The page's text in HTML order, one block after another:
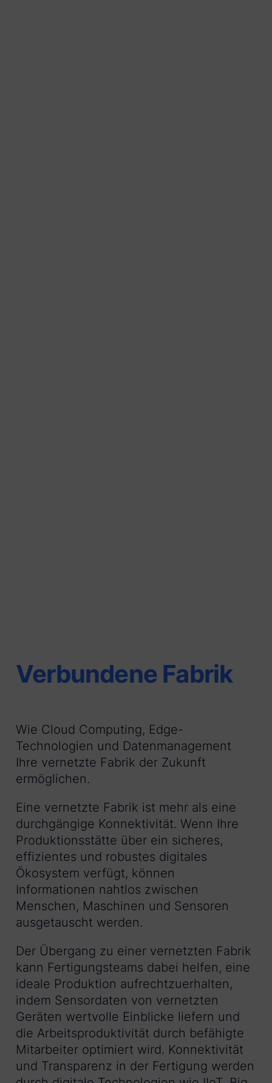
Verbundene Fabrik
Wie Cloud Computing, Edge-
Technologien und Datenmanagement
Ihre vernetzte Fabrik der Zukunft
ermöglichen.
Eine vernetzte Fabrik ist mehr als eine
durchgängige Konnektivität. Wenn Ihre
Produktionsstätte über ein sicheres,
effizientes und robustes digitales
Ökosystem verfügt, können
Informationen nahtlos zwischen
Menschen, Maschinen und Sensoren
ausgetauscht werden.
Der Übergang zu einer vernetzten Fabrik
kann Fertigungsteams dabei helfen, eine
ideale Produktion aufrechtzuerhalten,
indem Sensordaten von vernetzten
Geräten wertvolle Einblicke liefern und
die Arbeitsproduktivität durch befähigte
Mitarbeiter optimiert wird. Konnektivität
und Transparenz in der Fertigung werden